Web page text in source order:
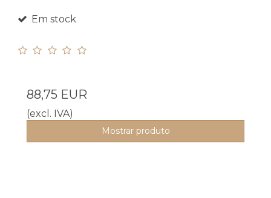
Em stock
88,75 EUR
(excl. IVA)
Mostrar produto